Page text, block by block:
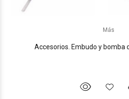
Más
Accesorios. Embudo y bomba